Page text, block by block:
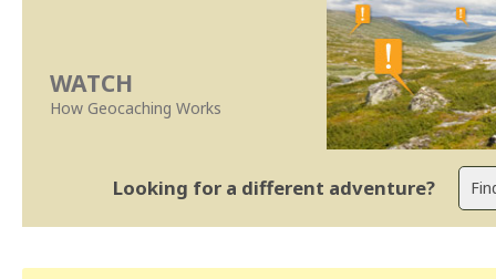
WATCH
How Geocaching Works
Looking for a different adventure?